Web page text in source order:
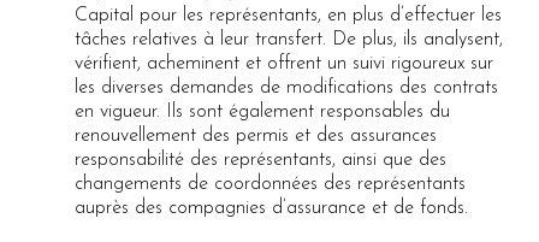
Capital pour les représentants, en plus d’effectuer les
tâches relatives à leur transfert. De plus, ils analysent,
vérifient, acheminent et offrent un suivi rigoureux sur
les diverses demandes de modifications des contrats
en vigueur. Ils sont également responsables du
renouvellement des permis et des assurances
responsabilité des représentants, ainsi que des
changements de coordonnées des représentants
auprès des compagnies d’assurance et de fonds.